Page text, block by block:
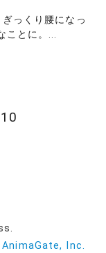
っくり腰になっ
とに。...
10
AnimaGate, Inc.